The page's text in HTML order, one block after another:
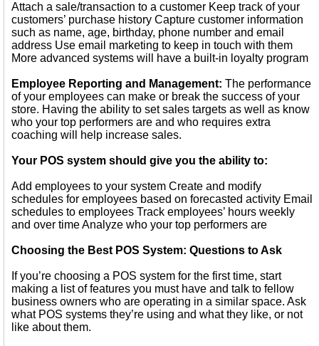
Attach a sale/transaction to a customer Keep track of your
customers’ purchase history Capture customer information
such as name, age, birthday, phone number and email
address Use email marketing to keep in touch with them
More advanced systems will have a built-in loyalty program
Employee Reporting and Management: The performance
of your employees can make or break the success of your
store. Having the ability to set sales targets as well as know
who your top performers are and who requires extra
coaching will help increase sales.
Your POS system should give you the ability to:
Add employees to your system Create and modify
schedules for employees based on forecasted activity Email
schedules to employees Track employees’ hours weekly
and over time Analyze who your top performers are
Choosing the Best POS System: Questions to Ask
If you’re choosing a POS system for the first time, start
making a list of features you must have and talk to fellow
business owners who are operating in a similar space. Ask
what POS systems they’re using and what they like, or not
like about them.